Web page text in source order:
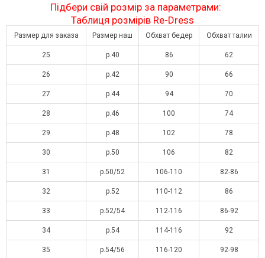
Підбери свій розмір за параметрами:
Таблиця розмірів Re-Dress
Размер для заказа Размер наш Обхват бедер Обхват талии
25 р.40 86 62
26 р.42 90 66
27 р.44 94 70
28 р.46 100 74
29 р.48 102 78
30 р.50 106 82
31 р.50/52 106-110 82-86
32 р.52 110-112 86
33 р.52/54 112-116 86-92
34 р.54 114-116 92
35 р.54/56 116-120 92-98